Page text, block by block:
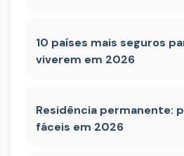
10 países mais seguros
viverem em 2026
Residência permanente:
fáceis em 2026